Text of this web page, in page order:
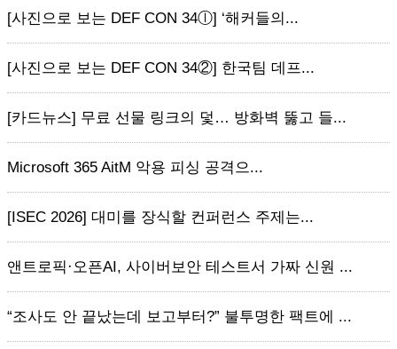
[사진으로 보는 DEF CON 34ⓛ] ‘해커들의...
[사진으로 보는 DEF CON 34②] 한국팀 데프...
[카드뉴스] 무료 선물 링크의 덫… 방화벽 뚫고 들...
Microsoft 365 AitM 악용 피싱 공격으...
[ISEC 2026] 대미를 장식할 컨퍼런스 주제는...
앤트로픽·오픈AI, 사이버보안 테스트서 가짜 신원 ...
“조사도 안 끝났는데 보고부터?” 불투명한 팩트에 ...